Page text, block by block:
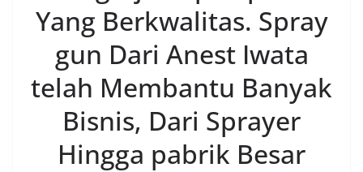
Yang Berkwalitas. Spray
gun Dari Anest Iwata
telah Membantu Banyak
Bisnis, Dari Sprayer
Hingga pabrik Besar